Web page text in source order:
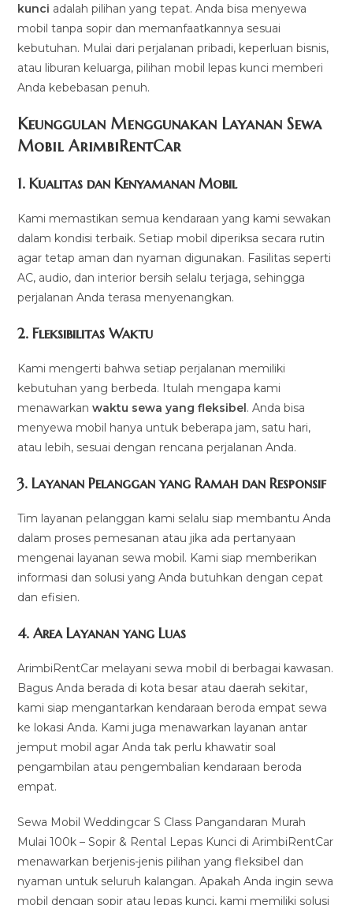
kunci adalah pilihan yang tepat. Anda bisa menyewa
mobil tanpa sopir dan memanfaatkannya sesuai
kebutuhan. Mulai dari perjalanan pribadi, keperluan bisnis,
atau liburan keluarga, pilihan mobil lepas kunci memberi
Anda kebebasan penuh.
Keunggulan Menggunakan Layanan Sewa
Mobil ArimbiRentCar
1.Kualitas dan Kenyamanan Mobil
Kami memastikan semua kendaraan yang kami sewakan
dalam kondisi terbaik. Setiap mobil diperiksa secara rutin
agar tetap aman dan nyaman digunakan. Fasilitas seperti
AC, audio, dan interior bersih selalu terjaga, sehingga
perjalanan Anda terasa menyenangkan.
2.Fleksibilitas Waktu
Kami mengerti bahwa setiap perjalanan memiliki
kebutuhan yang berbeda. Itulah mengapa kami
menawarkanwaktu sewa yang fleksibel. Anda bisa
menyewa mobil hanya untuk beberapa jam, satu hari,
atau lebih, sesuai dengan rencana perjalanan Anda.
3.Layanan Pelanggan yang Ramah dan Responsif
Tim layanan pelanggan kami selalu siap membantu Anda
dalam proses pemesanan atau jika ada pertanyaan
mengenai layanan sewa mobil. Kami siap memberikan
informasi dan solusi yang Anda butuhkan dengan cepat
dan efisien.
4.Area Layanan yang Luas
ArimbiRentCar melayani sewa mobil di berbagai kawasan.
Bagus Anda berada di kota besar atau daerah sekitar,
kami siap mengantarkan kendaraan beroda empat sewa
ke lokasi Anda. Kami juga menawarkan layanan antar
jemput mobil agar Anda tak perlu khawatir soal
pengambilan atau pengembalian kendaraan beroda
empat.
Sewa Mobil Weddingcar S Class Pangandaran Murah
Mulai 100k – Sopir & Rental Lepas Kunci di ArimbiRentCar
menawarkan berjenis-jenis pilihan yang fleksibel dan
nyaman untuk seluruh kalangan. Apakah Anda ingin sewa
mobil dengan sopir atau lepas kunci, kami memiliki solusi